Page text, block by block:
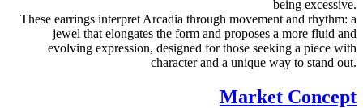
being excessive.
These earrings interpret Arcadia through movement and rhythm: a
jewel that elongates the form and proposes a more fluid and
evolving expression, designed for those seeking a piece with
character and a unique way to stand out.
Market Concept